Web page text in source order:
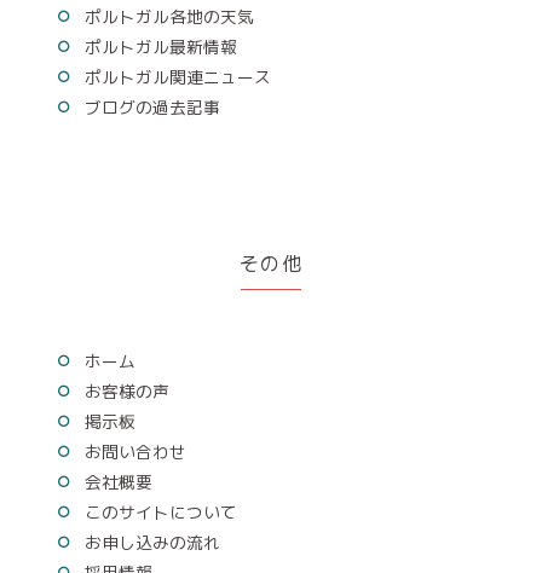
ポルトガル各地の天気
ポルトガル最新情報
ポルトガル関連ニュース
ブログの過去記事
その他
ホーム
お客様の声
掲示板
お問い合わせ
会社概要
このサイトについて
お申し込みの流れ